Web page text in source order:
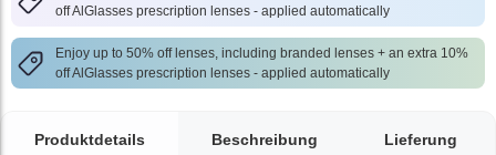
off AlGlasses prescription lenses - applied automatically
Enjoy up to 50% off lenses, including branded lenses + an extra 10%
off AlGlasses prescription lenses - applied automatically
Produktdetails Beschreibung Lieferung